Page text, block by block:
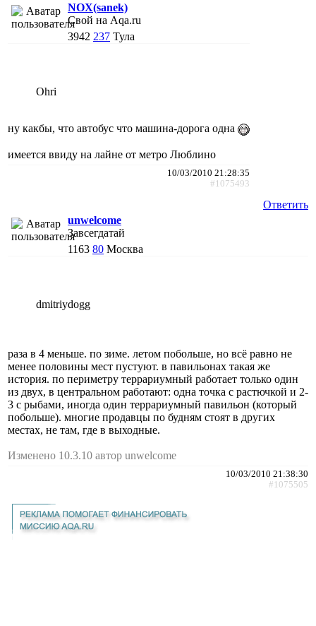
NOX(sanek)
Свой на Aqa.ru
3942 237 Тула
Ohri
ну какбы, что автобус что машина-дорога одна
имеется ввиду на лайне от метро Люблино
10/03/2010 21:28:35
#1075493
Ответить
unwelcome
Завсегдатай
1163 80 Москва
dmitriydogg
раза в 4 меньше. по зиме. летом побольше, но всё равно не
менее половины мест пустуют. в павильонах такая же
история. по периметру террариумный работает только один
из двух, в центральном работают: одна точка с растючкой и 2-
3 с рыбами, иногда один террариумный павильон (который
побольше). многие продавцы по будням стоят в других
местах, не там, где в выходные.
Изменено 10.3.10 автор unwelcome
10/03/2010 21:38:30
#1075505